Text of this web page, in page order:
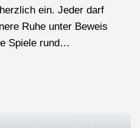
ein. Jeder darf
Ruhe unter Beweis
Spiele rund…